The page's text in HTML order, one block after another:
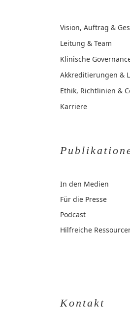
Vision, Auftrag &
Leitung & Team
Klinische
Akkreditierungen &
Ethik, Richtlinien &
Karriere
In den Medien
Für die Presse
Podcast
Hilfreiche
Kontakt